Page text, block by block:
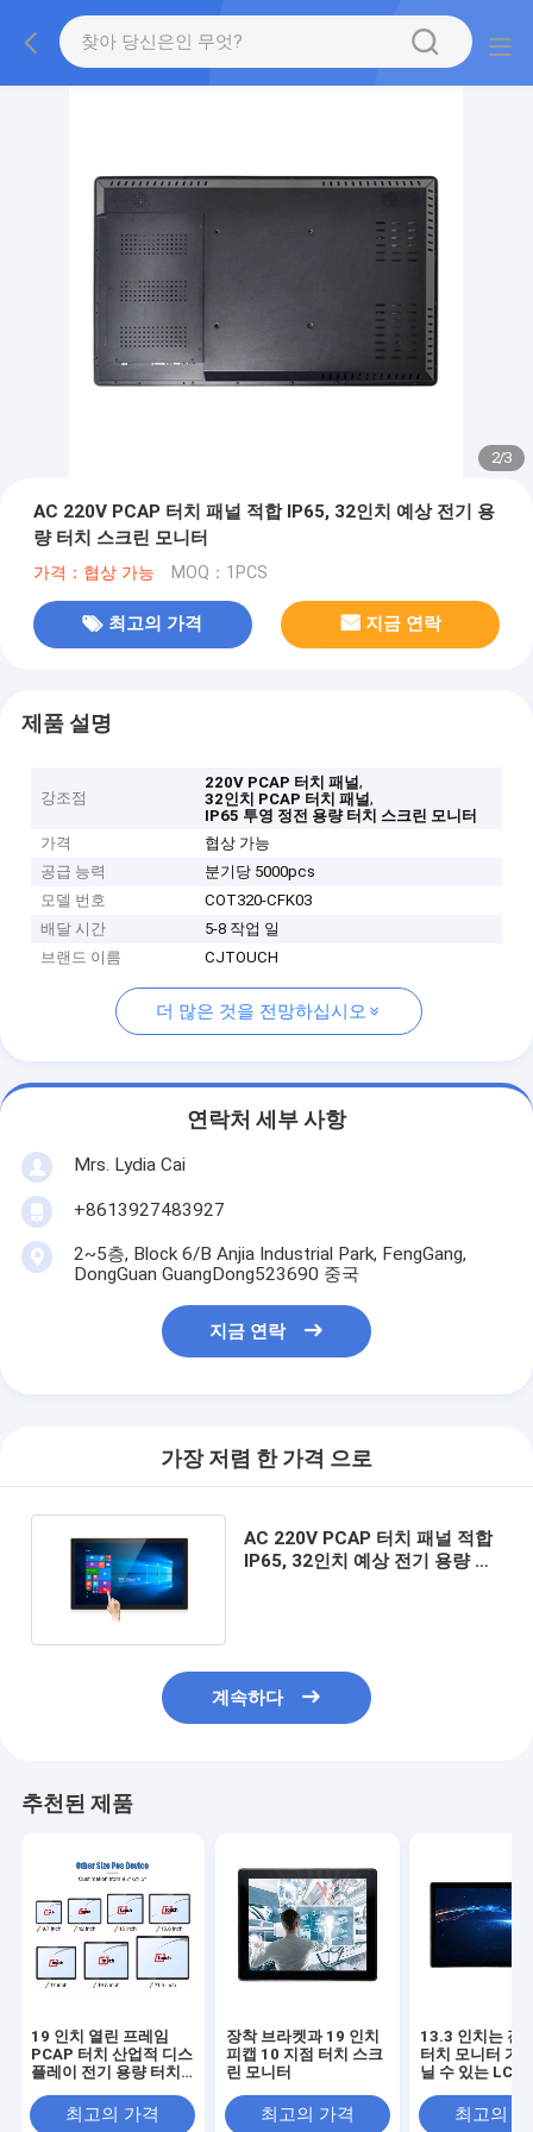
2/3
AC 220V PCAP 터치 패널 적합 IP65, 32인치 예상 전기 용
량 터치 스크린 모니터
가격：협상 가능 MOQ：1PCS
최고의 가격 지금 연락
제품 설명
강조점
220V PCAP 터치 패널,
32인치 PCAP 터치 패널,
IP65 투영 정전 용량 터치 스크린 모니터
가격
협상 가능
공급 능력
분기당 5000pcs
모델 번호
COT320-CFK03
배달 시간
5-8 작업 일
브랜드 이름
CJTOUCH
더 많은 것을 전망하십시오
연락처 세부 사항
Mrs. Lydia Cai
+8613927483927
2~5층, Block 6/B Anjia Industrial Park, FengGang,
DongGuan GuangDong523690 중국
지금 연락
가장 저렴 한 가격 으로
AC 220V PCAP 터치 패널 적합
IP65, 32인치 예상 전기 용량 터
계속하다
추천된 제품
19 인치 열린 프레임
PCAP 터치 산업적 디스
플레이 전기 용량 터치
최고의 가격
장착 브라켓과 19 인치
피캡 10 지점 터치 스크
린 모니터
최고의 가격
13.3 인치는 전
터치 모니터 가
닐 수 있는 LCD
다
최고의